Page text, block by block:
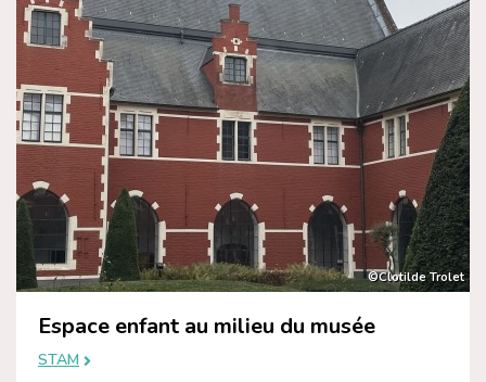
©Clotilde Trolet
Espace enfant au milieu du musée
STAM